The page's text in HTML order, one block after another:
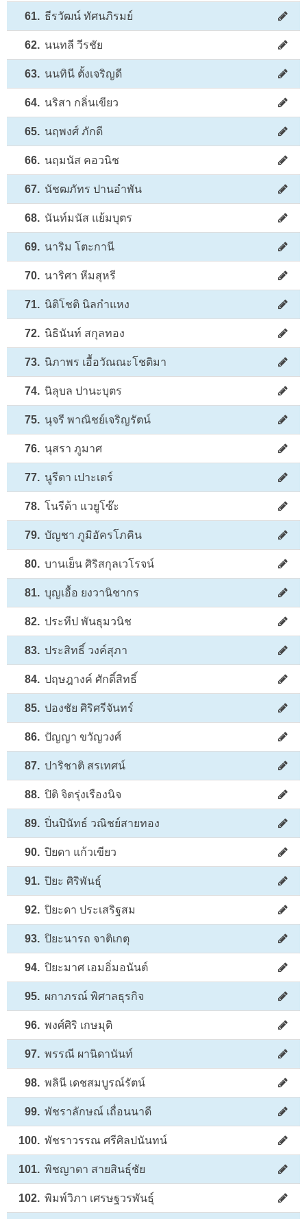
61. ธีรวัฒน์ ทัศนภิรมย์
62. นนทลี วีรชัย
63. นนทินี ตั้งเจริญดี
64. นริสา กลิ่นเขียว
65. นฤพงศ์ ภักดี
66. นฤมนัส คอวนิช
67. นัชฒภัทร ปานอำพัน
68. นันท์มนัส แย้มบุตร
69. นาริม โตะกานี
70. นาริศา หีมสุหรี
71. นิติโชติ นิลกำแหง
72. นิธินันท์ สกุลทอง
73. นิภาพร เอื้อวัณณะโชติมา
74. นิลุบล ปานะบุตร
75. นุจรี พาณิชย์เจริญรัตน์
76. นุสรา ภูมาศ
77. นูรีดา เปาะเดร์
78. โนรีด้า แวยูโซ๊ะ
79. บัญชา ภูมิอัครโภคิน
80. บานเย็น ศิริสกุลเวโรจน์
81. บุญเอื้อ ยงวานิชากร
82. ประทีป พันธุมวนิช
83. ประสิทธิ์ วงค์สุภา
84. ปฤษฎางค์ ศักดิ์สิทธิ์
85. ปองชัย ศิริศรีจันทร์
86. ปัญญา ขวัญวงศ์
87. ปาริชาติ สรเทศน์
88. ปิติ จิตรุ่งเรืองนิจ
89. ปิ่นปินัทธ์ วณิชย์สายทอง
90. ปิยดา แก้วเขียว
91. ปิยะ ศิริพันธุ์
92. ปิยะดา ประเสริฐสม
93. ปิยะนารถ จาติเกตุ
94. ปิยะมาศ เอมอิ่มอนันต์
95. ผกาภรณ์ พิศาลธุรกิจ
96. พงศ์ศิริ เกษมุติ
97. พรรณี ผานิดานันท์
98. พลินี เดชสมบูรณ์รัตน์
99. พัชราลักษณ์ เถื่อนนาดี
100. พัชราวรรณ ศรีศิลปนันทน์
101. พิชญาดา สายสินธุ์ชัย
102. พิมพ์วิภา เศรษฐวรพันธุ์